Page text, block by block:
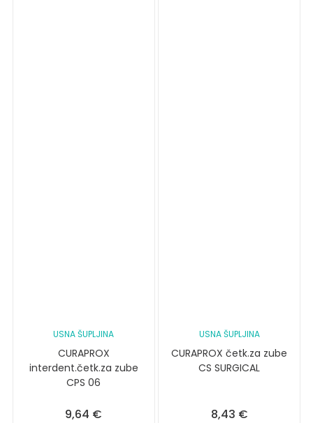
USNA ŠUPLJINA
CURAPROX
interdent.četk.za zube
CPS 06
9,64 €
USNA ŠUPLJINA
CURAPROX četk.za zube
CS SURGICAL
8,43 €